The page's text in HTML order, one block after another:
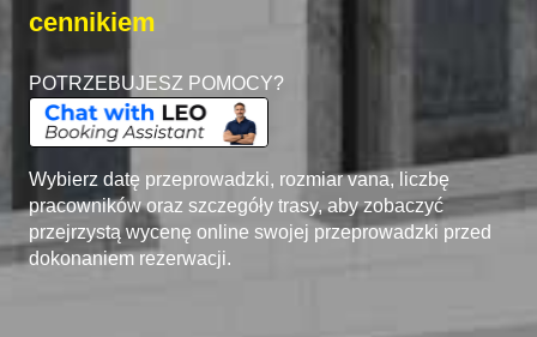
cennikiem
POTRZEBUJESZ POMOCY?
Wybierz datę przeprowadzki, rozmiar vana, liczbę
pracowników oraz szczegóły trasy, aby zobaczyć
przejrzystą wycenę online swojej przeprowadzki przed
dokonaniem rezerwacji.